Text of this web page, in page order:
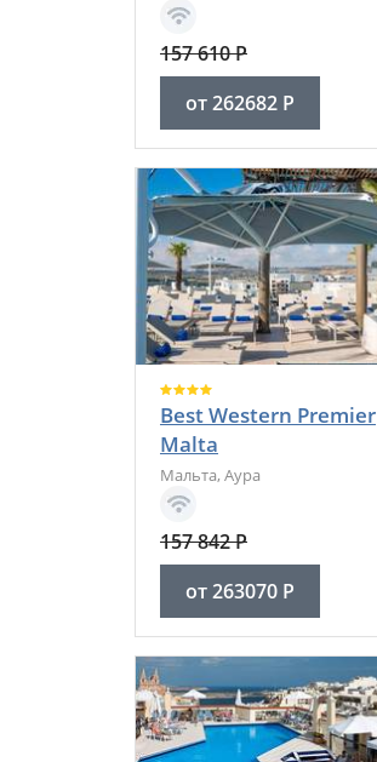
157 610Р
от262682 Р
Best Western Premier
Malta
Мальта, Аура
157 842Р
от263070 Р